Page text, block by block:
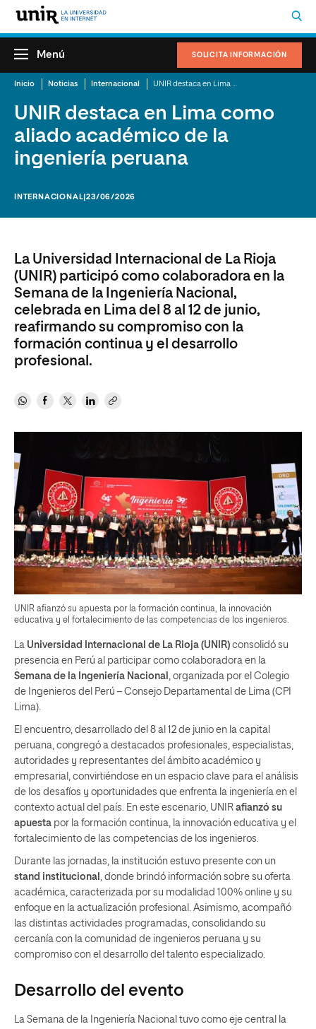
SOLICITA INFORMACIÓN
Menú
Inicio Noticias Internacional
UNIR destaca en Lima como
aliado académico de la
ingeniería peruana
INTERNACIONAL |23/06/2026
La Universidad Internacional de La Rioja
(UNIR) participó como colaboradora en la
Semana de la Ingeniería Nacional,
celebrada en Lima del 8 al 12 de junio,
reafirmando su compromiso con la
formación continua y el desarrollo
profesional.
UNIR afianzó su apuesta por la formación continua, la innovación
educativa y el fortalecimiento de las competencias de los ingenieros.
La Universidad Internacional de La Rioja (UNIR) consolidó su
presencia en Perú al participar como colaboradora en la
Semana de la Ingeniería Nacional
, organizada por el Colegio
de Ingenieros del Perú – Consejo Departamental de Lima (CPI
Lima).
El encuentro, desarrollado del 8 al 12 de junio en la capital
peruana, congregó a destacados profesionales, especialistas,
autoridades y representantes del ámbito académico y
empresarial, convirtiéndose en un espacio clave para el análisis
de los desafíos y oportunidades que enfrenta la ingeniería en el
contexto actual del país. En este escenario, UNIR afianzó su
apuesta por la formación continua, la innovación educativa y el
fortalecimiento de las competencias de los ingenieros.
Durante las jornadas, la institución estuvo presente con un
stand institucional
, donde brindó información sobre su oferta
académica, caracterizada por su modalidad 100% online y su
enfoque en la actualización profesional. Asimismo, acompañó
las distintas actividades programadas, consolidando su
cercanía con la comunidad de ingenieros peruana y su
compromiso con el desarrollo del talento especializado.
Desarrollo del evento
La Semana de la Ingeniería Nacional tuvo como eje central la